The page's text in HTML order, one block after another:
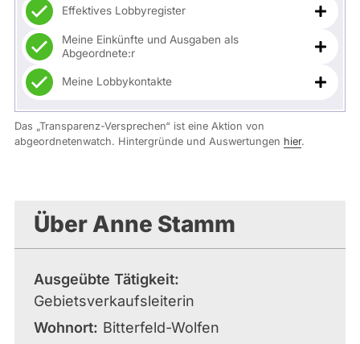
Effektives Lobbyregister
Meine Einkünfte und Ausgaben als
Abgeordnete:r
Meine Lobbykontakte
Das „Transparenz-Versprechen“ ist eine Aktion von
abgeordnetenwatch. Hintergründe und Auswertungen hier.
Über Anne Stamm
Ausgeübte Tätigkeit
Gebietsverkaufsleiterin
Wohnort
Bitterfeld-Wolfen